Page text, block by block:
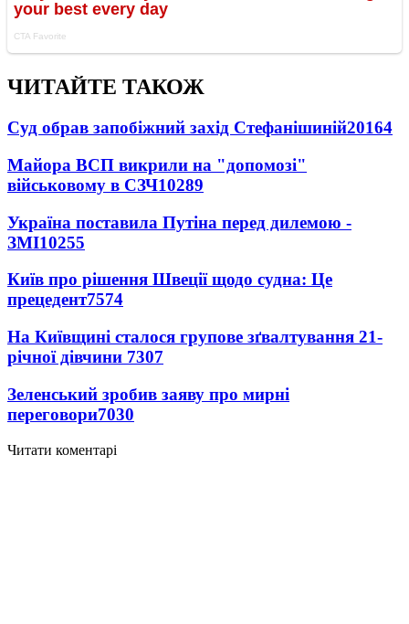
ЧИТАЙТЕ ТАКОЖ
Суд обрав запобіжний захід Стефанішиній20164
Майора ВСП викрили на "допомозі"
військовому в СЗЧ10289
Україна поставила Путіна перед дилемою -
ЗМІ10255
Київ про рішення Швеції щодо судна: Це
прецедент7574
На Київщині сталося групове зґвалтування 21-
річної дівчини 7307
Зеленський зробив заяву про мирні
переговори7030
Читати коментарі